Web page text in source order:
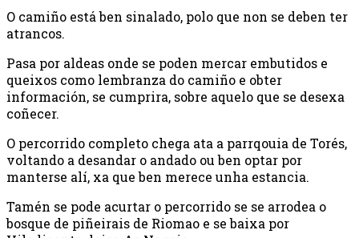
O camiño está ben sinalado, polo que non se deben ter
atrancos.
Pasa por aldeas onde se poden mercar embutidos e
queixos como lembranza do camiño e obter
información, se cumprira, sobre aquelo que se desexa
coñecer.
O percorrido completo chega ata a parrqouia de Torés,
voltando a desandar o andado ou ben optar por
manterse alí, xa que ben merece unha estancia.
Tamén se pode acurtar o percorrido se se arrodea o
bosque de piñeirais de Riomao e se baixa por